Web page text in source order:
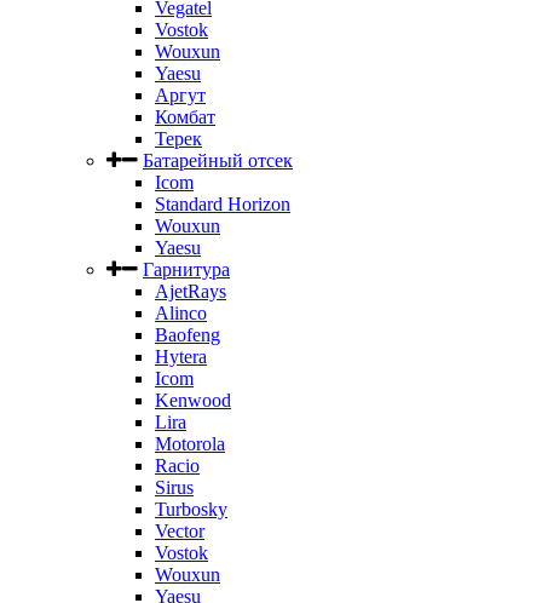
Vegatel
Vostok
Wouxun
Yaesu
Аргут
Комбат
Терек
Батарейный отсек
Icom
Standard Horizon
Wouxun
Yaesu
Гарнитура
AjetRays
Alinco
Baofeng
Hytera
Icom
Kenwood
Lira
Motorola
Racio
Sirus
Turbosky
Vector
Vostok
Wouxun
Yaesu